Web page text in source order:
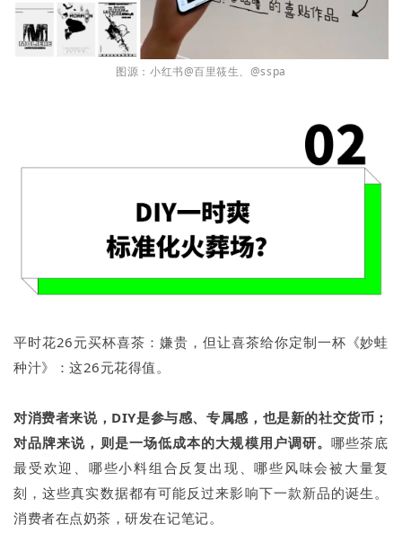
图源：小红书@百里筱生、@sspa
平时花26元买杯喜茶：嫌贵，但让喜茶给你定制一杯《妙蛙
种汁》：这26元花得值。
对消费者来说，DIY是参与感、专属感，也是新的社交货币；
对品牌来说，则是一场低成本的大规模用户调研。哪些茶底
最受欢迎、哪些小料组合反复出现、哪些风味会被大量复
刻，这些真实数据都有可能反过来影响下一款新品的诞生。
消费者在点奶茶，研发在记笔记。